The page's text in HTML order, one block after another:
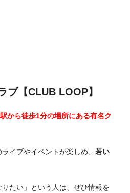
ブ【CLUB LOOP】
から徒歩1分の場所にある有名ク
イブやイベントが楽しめ、 若い
りたい」という人は、ぜひ情報を